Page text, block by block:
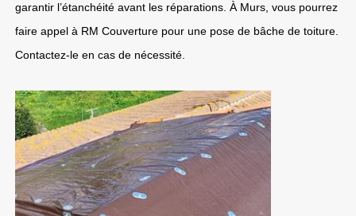
garantir l’étanchéité avant les réparations. À Murs, vous pourrez
faire appel à RM Couverture pour une pose de bâche de toiture.
Contactez-le en cas de nécessité.